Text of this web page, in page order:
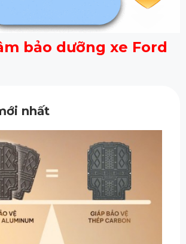
bảo dưỡng xe Ford
nhất